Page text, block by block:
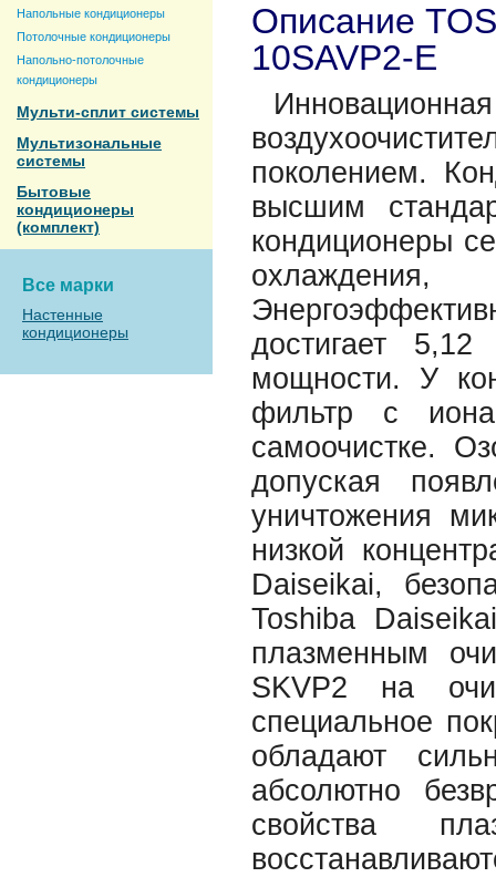
Напольные кондиционеры
Потолочные кондиционеры
Напольно-потолочные
кондиционеры
Мульти-сплит системы
Мультизональные
системы
Бытовые
кондиционеры
(комплект)
Все марки
Настенные
кондиционеры
Описание
10SAVP2-E
поколением.
высшим
кондиционеры
достигает
мощности. У
фильтр с
самоочистке.
допуская
уничтожения
низкой
Daiseikai,
Toshiba
плазменным
SKVP2 на
специальное
обладают
абсолютно
свойства